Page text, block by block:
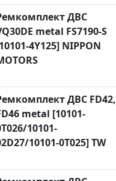
[1]
[2726]
[25]
[13]
[38]
[23]
[1]
[326]
ДВС
metal FS7190-S
4Y125] NIPPON
ДВС FD42,
metal [10101-
10101-
10101-0T025] TW